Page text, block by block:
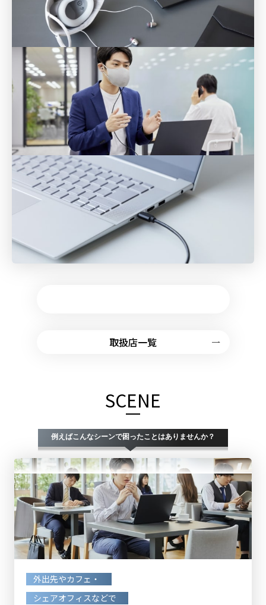
取扱店一覧
SCENE
例えばこんなシーンで困ったことはありませんか？
外出先やカフェ・
シェアオフィスなどで